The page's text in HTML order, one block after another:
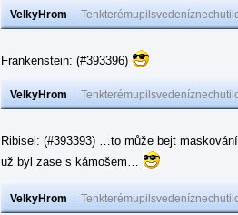
VelkyHrom
Frankenstein: (#393396)
VelkyHrom
Ribisel: (#393393) …to může bejt
už byl zase s kámošem…
VelkyHrom